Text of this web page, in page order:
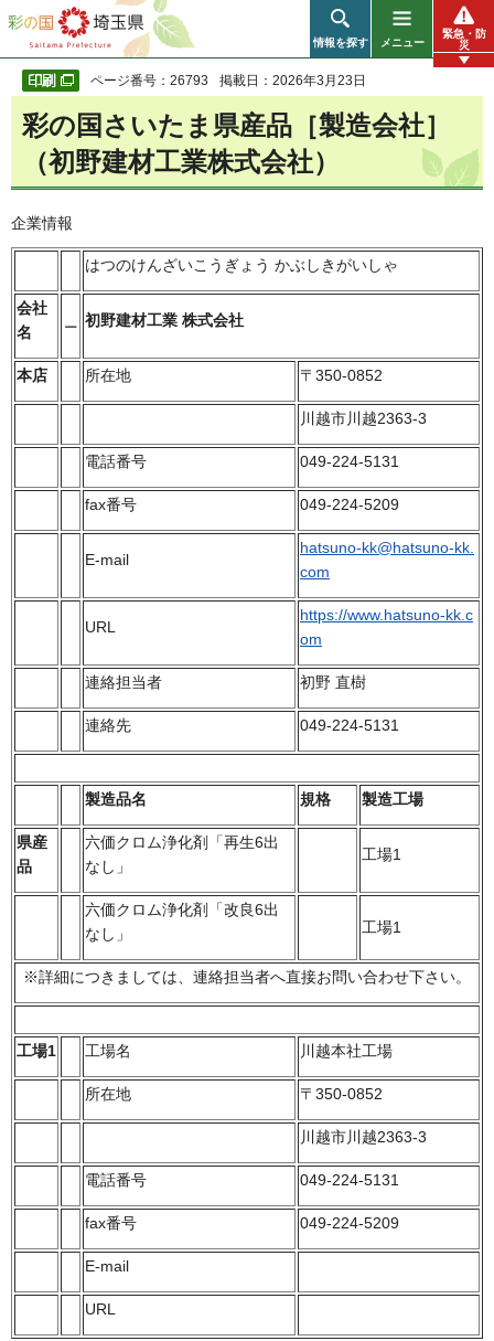
彩の国 埼玉県
情報を探す メニュー
緊急・防
災
ページ番号：26793 掲載日：2026年3月23日
彩の国さいたま県産品［製造会社］
（初野建材工業株式会社）
企業情報
はつのけんざいこうぎょう かぶしきがいしゃ
会社
名
初野建材工業 株式会社
本店 所在地 〒350-0852
川越市川越2363-3
電話番号 049-224-5131
fax番号 049-224-5209
E-mail
hatsuno-kk@hatsuno-kk.
com
URL
https://www.hatsuno-kk.c
om
連絡担当者 初野 直樹
連絡先 049-224-5131
製造品名 規格 製造工場
県産
品
六価クロム浄化剤「再生6出
なし」
工場1
六価クロム浄化剤「改良6出
なし」
工場1
※詳細につきましては、連絡担当者へ直接お問い合わせ下さい。
工場1 工場名 川越本社工場
所在地 〒350-0852
川越市川越2363-3
電話番号 049-224-5131
fax番号 049-224-5209
E-mail
URL